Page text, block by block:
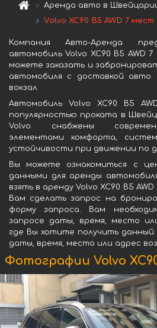
Аренда авто в
Volvo XC90 B5 AWD 7 мест
Компания Авто-Аренда
автомобиль Volvo XC90 B5 AWD
можете заказать и
автомобиля с доставкой
вокзал.
Автомобиль Volvo XC90 B5
популярностью проката в
Volvo снабжены
элементами комфорта,
устойчивости при движении по
Вы можете ознакомиться с
данными для аренды
взять в аренду Volvo XC90 B5
Вам сделать запрос на
форму запроса. Вам
запросе даты, время, место
где Вы хотите получить данный
даты, время, место или адрес
Фотографии Volvo